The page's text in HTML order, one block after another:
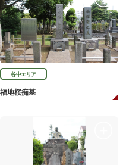
谷中エリア
福地桜痴墓